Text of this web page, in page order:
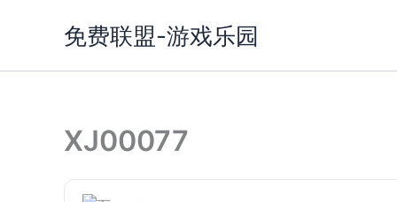
免费联盟-游戏乐园
XJ00077